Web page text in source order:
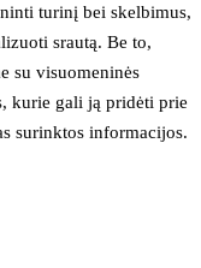
turinį bei skelbimus,
srautą. Be to,
su visuomeninės
kurie gali ją pridėti prie
surinktos informacijos.